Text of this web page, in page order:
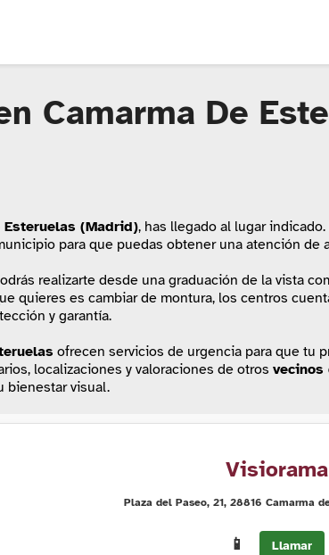
Camarma De
(Madrid), has llegado al lugar
para que puedas obtener una atención de
realizarte desde una graduación de la vista
quieres es cambiar de montura, los centros
y garantía.
ofrecen servicios de urgencia para que tu
localizaciones y valoraciones de otros vecinos
bienestar visual.
Visiorama
Plaza del Paseo, 21, 28816 Camarma
📱 Llamar